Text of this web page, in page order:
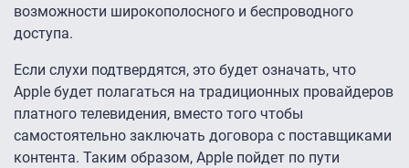
возможности широкополосного и беспроводного
доступа.
Если слухи подтвердятся, это будет означать, что
Apple будет полагаться на традиционных провайдеров
платного телевидения, вместо того чтобы
самостоятельно заключать договора с поставщиками
контента. Таким образом, Apple пойдет по пути